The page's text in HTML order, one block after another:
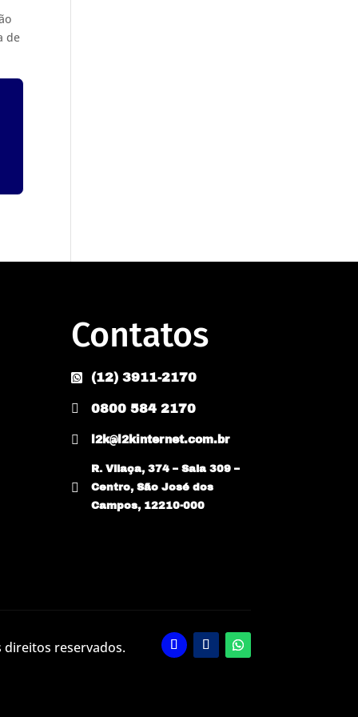
de
Contatos
 (12) 3911-2170
 0800 584 2170
 l2k@l2kinternet.com.br

R. Vilaça, 374 – Sala 309 –
Centro, São José dos
Campos, 12210-000
direitos reservados.